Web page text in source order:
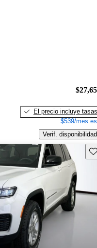
El precio incluye tasas
$539/mes
Verif. disponibilidad